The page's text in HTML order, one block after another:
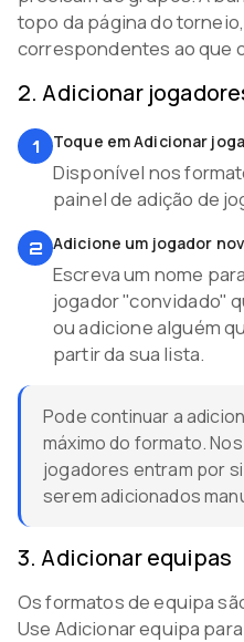
topo da página do
correspondentes ao que
2.Adicionar
1 Toque em Adicionar
Disponível nos
painel de adição de
2 Adicione um jogador
Escreva um nome
jogador "convidado"
ou adicione alguém
partir da sua lista.
Pode continuar a
máximo do formato.
jogadores entram por
serem adicionados
3.Adicionar equipas
Os formatos de equipa
Use Adicionar equipa